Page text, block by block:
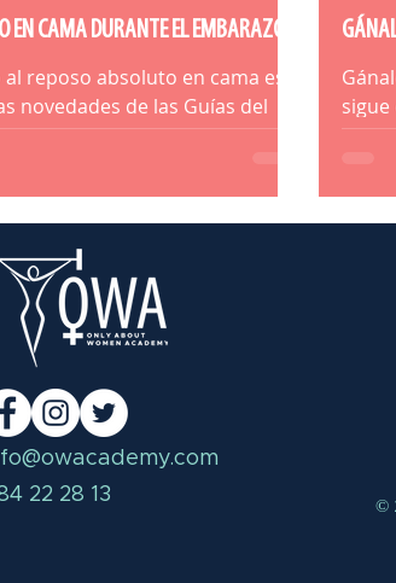
EN CAMA DURANTE EL EMBARAZO
reposo absoluto en cama es
novedades de las Guías del
sigue
22 28 13
©